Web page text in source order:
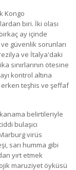
Kongo
biri. İki olası
ay içinde
güvenlik sorunları
ve İtalya'daki
sınırlarının ötesine
kontrol altına
teşhis ve şeffaf
kanama belirtileriyle
bulaşıcı
virüs
sarı humma gibi
yırt etmek
maruziyet öyküsü